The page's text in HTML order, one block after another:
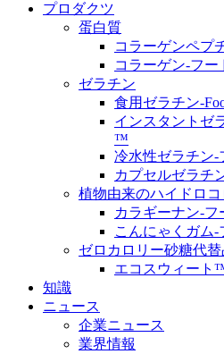
プロダクツ
蛋白質
コラーゲンペプ
コラーゲン-フ
ゼラチン
食用ゼラチン-
インスタントゼ
™
冷水性ゼラチン
カプセルゼラチ
植物由来のハイドロコ
カラギーナン-
こんにゃくガム
ゼロカロリー砂糖代替
エコスウィート
知識
ニュース
企業ニュース
業界情報